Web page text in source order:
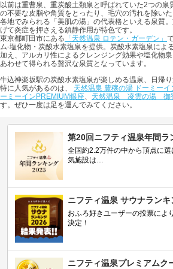
以前は重曹泉、重炭酸土類泉と呼ばれていた2つの
の不要な皮脂や角質をとったり、毛穴の汚れを除い
各地でみられる「美肌の湯」の代表格といえる泉質
げて炎症を押さえる鎮静作用が特色です。
東京都町田市にある 「天然温泉 ロテン・ガーデン」
ム-塩化物・炭酸水素塩泉を提供。炭酸水素塩泉によ
加え、アルカリ性によるクレンジング効果や塩化物
あわせて得られる贅沢な泉質となっています。
牛込神楽坂駅の炭酸水素塩泉が楽しめる温泉、日帰
特に人気があるのは、 天然温泉 豊穣の湯 ドーミーイ
ーミーインPREMIUM銀座、 天然温泉 凌雲の湯 御
す。ぜひ一度は足を運んでみてください。
第20回ニフティ温泉年間ラ
全国約2.2万件の中から頂点に
気施設は…
ニフティ温泉 サウナラン
おふろ好きユーザーの投票によ
決定！
ニフティ温泉プレミアムク